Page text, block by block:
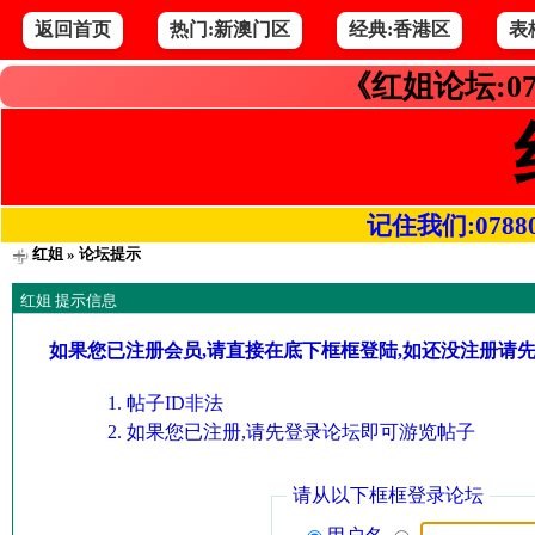
返回首页 热门:新澳门区 经典:香港区 表
《红姐论坛
记住我们
红姐» 论坛提示
红姐 提示信息
如果您已注册会员,请直接在底下框框登陆,如还没注册请
帖子ID非法
如果您已注册,请先登录论坛即可游览帖子
请从以下框框登录论坛